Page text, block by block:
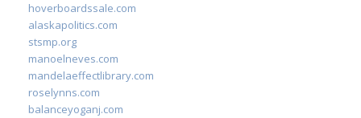
hoverboardssale.com
alaskapolitics.com
stsmp.org
manoelneves.com
mandelaeffectlibrary.com
roselynns.com
balanceyoganj.com